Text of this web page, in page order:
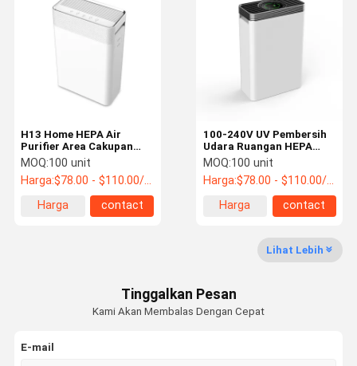
Kontrol
Hubungi
Kasus
Pembersih Udara Rumah
100-240V UV Pembersih
Udara Ruangan HEPA
Filter Air Cleaner Dengan
Tampilan Digital PM2.5
MOQ:100 unit
Harga:$78.00 - $110.00/Units
Harga
contact
H13 Home HEPA Air
Purifier Area Cakupan
260sq Ft Menghilangkan
Bulu Hewan Peliharaan
MOQ:100 unit
Harga:$78.00 - $110.00/Units
Harga
contact
Lihat Lebih
Tinggalkan Pesan
Kami Akan Membalas Dengan Cepat
E-mail